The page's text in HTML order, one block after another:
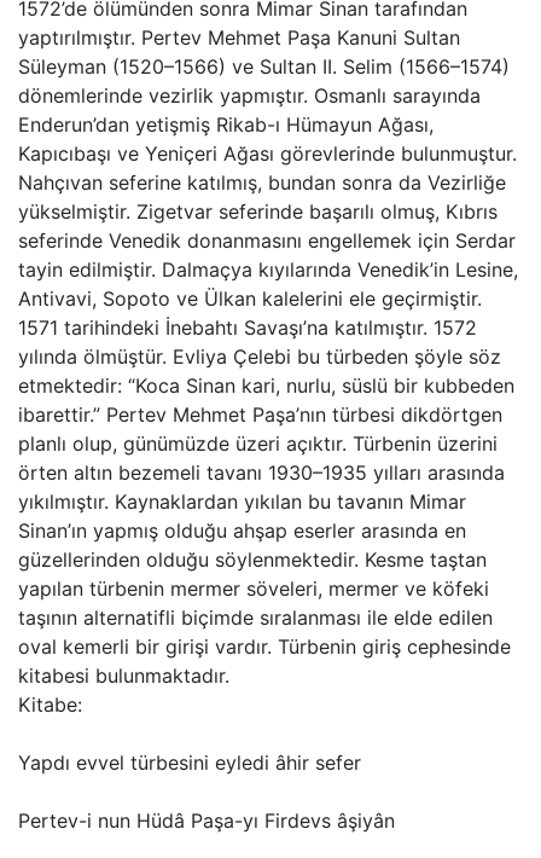
1572’de ölümünden sonra Mimar Sinan tarafından
yaptırılmıştır. Pertev Mehmet Paşa Kanuni Sultan
Süleyman (1520–1566) ve Sultan II. Selim (1566–1574)
dönemlerinde vezirlik yapmıştır. Osmanlı sarayında
Enderun’dan yetişmiş Rikab-ı Hümayun Ağası,
Kapıcıbaşı ve Yeniçeri Ağası görevlerinde bulunmuştur.
Nahçıvan seferine katılmış, bundan sonra da Vezirliğe
yükselmiştir. Zigetvar seferinde başarılı olmuş, Kıbrıs
seferinde Venedik donanmasını engellemek için Serdar
tayin edilmiştir. Dalmaçya kıyılarında Venedik’in Lesine,
Antivavi, Sopoto ve Ülkan kalelerini ele geçirmiştir.
1571 tarihindeki İnebahtı Savaşı’na katılmıştır. 1572
yılında ölmüştür. Evliya Çelebi bu türbeden şöyle söz
etmektedir: “Koca Sinan kari, nurlu, süslü bir kubbeden
ibarettir.” Pertev Mehmet Paşa’nın türbesi dikdörtgen
planlı olup, günümüzde üzeri açıktır. Türbenin üzerini
örten altın bezemeli tavanı 1930–1935 yılları arasında
yıkılmıştır. Kaynaklardan yıkılan bu tavanın Mimar
Sinan’ın yapmış olduğu ahşap eserler arasında en
güzellerinden olduğu söylenmektedir. Kesme taştan
yapılan türbenin mermer söveleri, mermer ve köfeki
taşının alternatifli biçimde sıralanması ile elde edilen
oval kemerli bir girişi vardır. Türbenin giriş cephesinde
kitabesi bulunmaktadır.
Kitabe:
Yapdı evvel türbesini eyledi âhir sefer
Pertev-i nun Hüdâ Paşa-yı Firdevs âşiyân